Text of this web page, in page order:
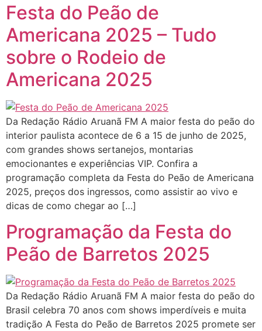
Festa do Peão de
Americana 2025 – Tudo
sobre o Rodeio de
Americana 2025
Da Redação Rádio Aruanã FM A maior festa do peão do
interior paulista acontece de 6 a 15 de junho de 2025,
com grandes shows sertanejos, montarias
emocionantes e experiências VIP. Confira a
programação completa da Festa do Peão de Americana
2025, preços dos ingressos, como assistir ao vivo e
dicas de como chegar ao […]
Programação da Festa do
Peão de Barretos 2025
Da Redação Rádio Aruanã FM A maior festa do peão do
Brasil celebra 70 anos com shows imperdíveis e muita
tradição A Festa do Peão de Barretos 2025 promete ser